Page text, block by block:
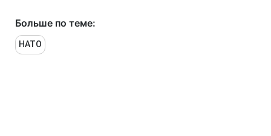
Больше по теме:
НАТО